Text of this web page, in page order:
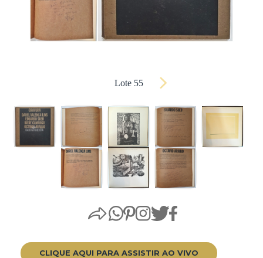
Lote 55
CLIQUE AQUI PARA ASSISTIR AO VIVO